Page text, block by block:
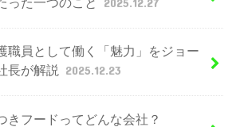
職員として働く「魅力」をジョー
長が解説
2025.12.23
きフードってどんな会社？